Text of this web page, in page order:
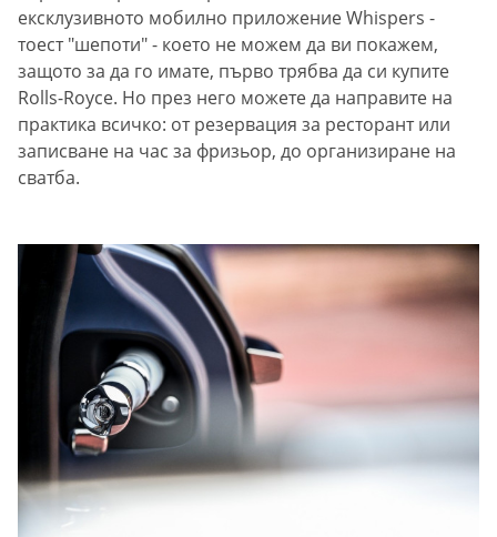
ексклузивното мобилно приложение Whispers -
тоест "шепоти" - което не можем да ви покажем,
защото за да го имате, първо трябва да си купите
Rolls-Royce. Но през него можете да направите на
практика всичко: от резервация за ресторант или
записване на час за фризьор, до организиране на
сватба.